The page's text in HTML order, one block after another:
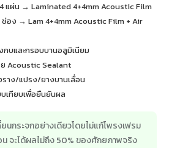
แผ่น → Laminated 4+4mm Acoustic Film
ช่อง → Lam 4+4mm Acoustic Film + Air
กบและกรอบบานอลูมิเนียม
Acoustic Sealant
าง/แปรง/ยางบานเลื่อน
เทียบเพื่อยืนยันผล
นกระจกอย่างเดียวโดยไม่แก้โพรงเฟรม
จะได้ผลไม่ถึง 50% ของศักยภาพจริง